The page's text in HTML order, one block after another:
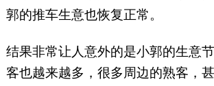
郭的推车生意也恢复正常。
结果非常让人意外的是小郭的生意
客也越来越多，很多周边的熟客，